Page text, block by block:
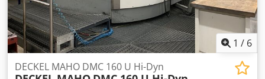
1 / 6
DECKEL MAHO DMC 160 U Hi-Dyn